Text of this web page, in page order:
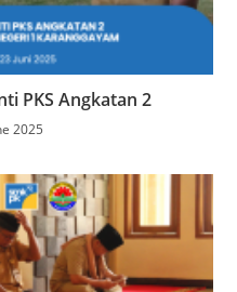
PKS Angkatan 2
2025